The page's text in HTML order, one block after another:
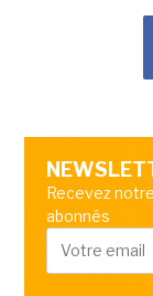
Recevez
abonnés